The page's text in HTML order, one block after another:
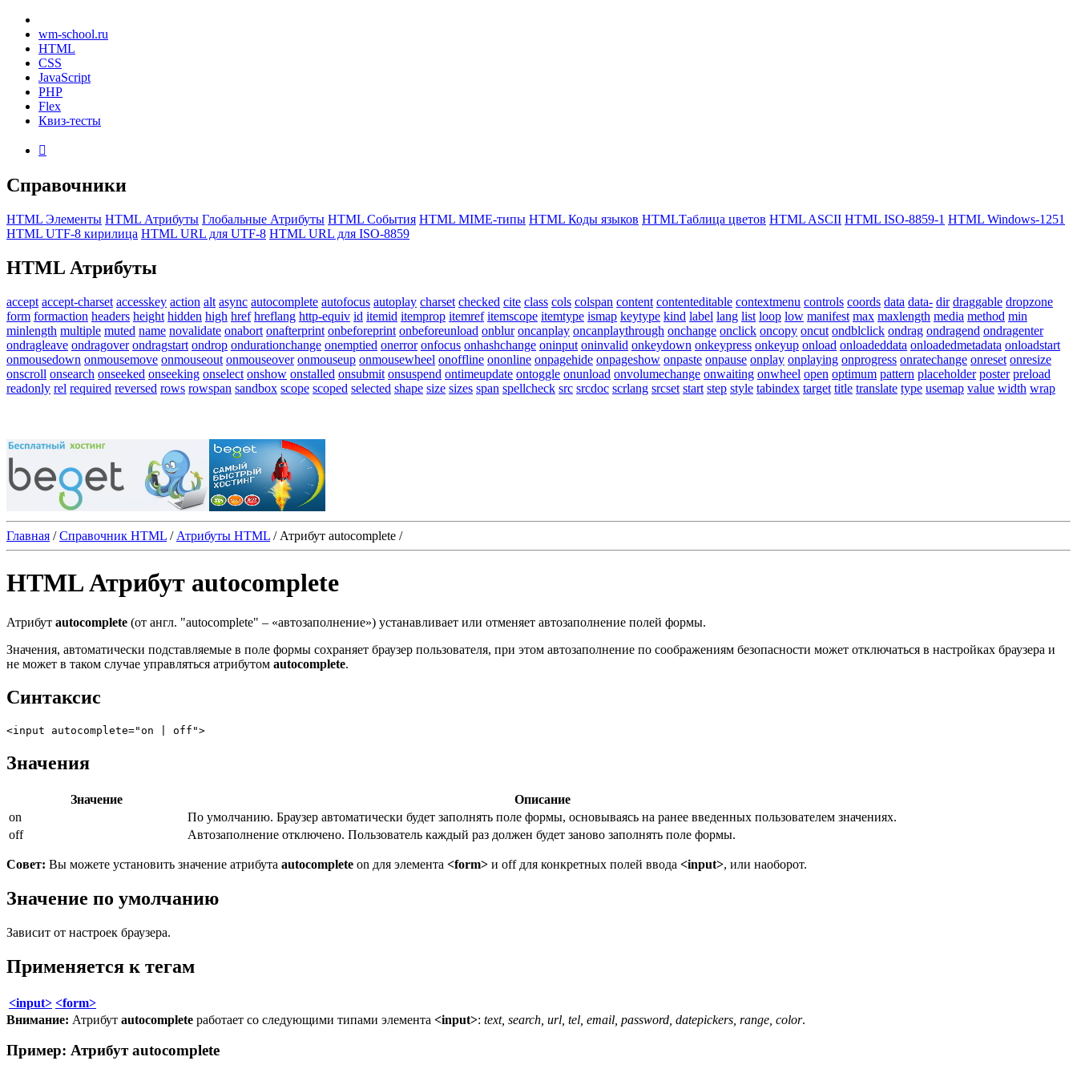
wm-school.ru
HTML
CSS
JavaScript
PHP
Flex
Квиз-тесты

Справочники
HTML Элементы HTML Атрибуты Глобальные Атрибуты HTML События HTML MIME-типы HTML Коды языков HTMLТаблица цветов HTML ASCII HTML ISO-8859-1 HTML Windows-1251
HTML UTF-8 кирилица HTML URL для UTF-8 HTML URL для ISO-8859
HTML Атрибуты
accept accept-charset accesskey action alt async autocomplete autofocus autoplay charset checked cite class cols colspan content contenteditable contextmenu controls coords data data- dir draggable dropzone
form formaction headers height hidden high href hreflang http-equiv id itemid itemprop itemref itemscope itemtype ismap keytype kind label lang list loop low manifest max maxlength media method min
minlength multiple muted name novalidate onabort onafterprint onbeforeprint onbeforeunload onblur oncanplay oncanplaythrough onchange onclick oncopy oncut ondblclick ondrag ondragend ondragenter
ondragleave ondragover ondragstart ondrop ondurationchange onemptied onerror onfocus onhashchange oninput oninvalid onkeydown onkeypress onkeyup onload onloadeddata onloadedmetadata onloadstart
onmousedown onmousemove onmouseout onmouseover onmouseup onmousewheel onoffline ononline onpagehide onpageshow onpaste onpause onplay onplaying onprogress onratechange onreset onresize
onscroll onsearch onseeked onseeking onselect onshow onstalled onsubmit onsuspend ontimeupdate ontoggle onunload onvolumechange onwaiting onwheel open optimum pattern placeholder poster preload
readonly rel required reversed rows rowspan sandbox scope scoped selected shape size sizes span spellcheck src srcdoc scrlang srcset start step style tabindex target title translate type usemap value width wrap
Главная / Справочник HTML / Атрибуты HTML / Атрибут autocomplete /
HTML Атрибут autocomplete
Атрибут autocomplete (от англ. "autocomplete" ‒ «автозаполнение») устанавливает или отменяет автозаполнение полей формы.
Значения, автоматически подставляемые в поле формы сохраняет браузер пользователя, при этом автозаполнение по соображениям безопасности может отключаться в настройках браузера и
не может в таком случае управляться атрибутом autocomplete.
Синтаксис
<input autocomplete="on | off">
Значения
Значение
Описание
on
По умолчанию. Браузер автоматически будет заполнять поле формы, основываясь на ранее введенных пользователем значениях.
off
Автозаполнение отключено. Пользователь каждый раз должен будет заново заполнять поле формы.
Совет: Вы можете установить значение атрибута autocomplete on для элемента <form> и offдля конкретных полей ввода <input>, или наоборот.
Значение по умолчанию
Зависит от настроек браузера.
Применяется к тегам
<input> <form>
Внимание: Атрибут autocomplete работает со следующими типами элемента <input>: text, search, url, tel, email, password, datepickers, range, color.
Пример: Атрибут autocomplete